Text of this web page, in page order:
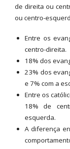
de direita ou
ou centro-
Entre os
centro-direita.
18% dos
23% dos
e 7% com a
Entre os
18% de
esquerda.
A diferença